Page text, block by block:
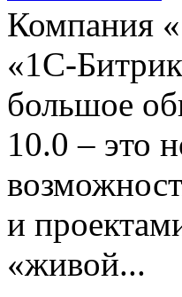
Компания
«1С-
большое
10.0 – это
и
«живой...